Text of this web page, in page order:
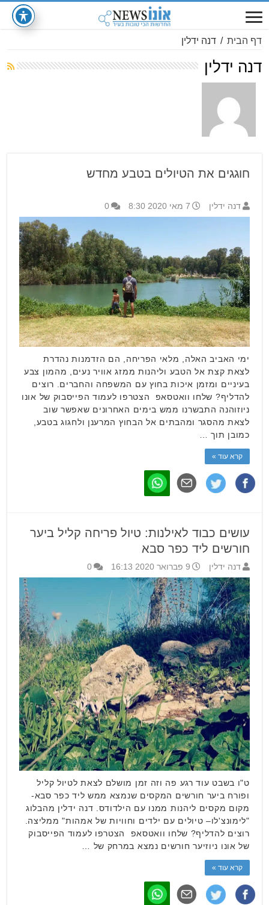
דף הבית / דנה ידלין
דנה ידלין
חוגגים את הטיולים בטבע מחדש
דנה ידלין 7 מאי 2020 8:30 0
ימי האביב האלה, מלאי הפריחה, הם הזדמנות נהדרת
לצאת קצת אל הטבע וליהנות ממזג אוויר נעים, מהמון צבע
בעיניים ומזמן איכות בחוץ עם המשפחה והחברים. רוצים
להדליף? שלחו וואטסאפ הצטרפו לעמוד הפייסבוק של אונו
ניוזוהנה התבשרנו ממש בימים האחרונים שאפשר שוב
לצאת מהסגר ומהבתים אל הבחוץ המרענן ולחגוג בטבע,
כמובן תוך …
קרא עוד »
עושים כבוד לאילנות: טיול פריחה קליל ביער
חורשים ליד כפר סבא
דנה ידלין 9 פברואר 2020 16:13 0
ט"ו בשבט עוד רגע פה וזה זמן מושלם לצאת לטיול קליל
ופורח ביער חורשים המקסים שנמצא ממש ליד כפר סבא-
מקום מקסים ליהנות ממנו עם הילדודס. דנה ידלין מהבלוג
"לימונצ'לו– טיולים עם ילדים וחוויות של אמהות" ממליצה.
רוצים להדליף? שלחו וואטסאפ הצטרפו לעמוד הפייסבוק
של אונו ניוזיער חורשים נמצא במרחק של …
קרא עוד »